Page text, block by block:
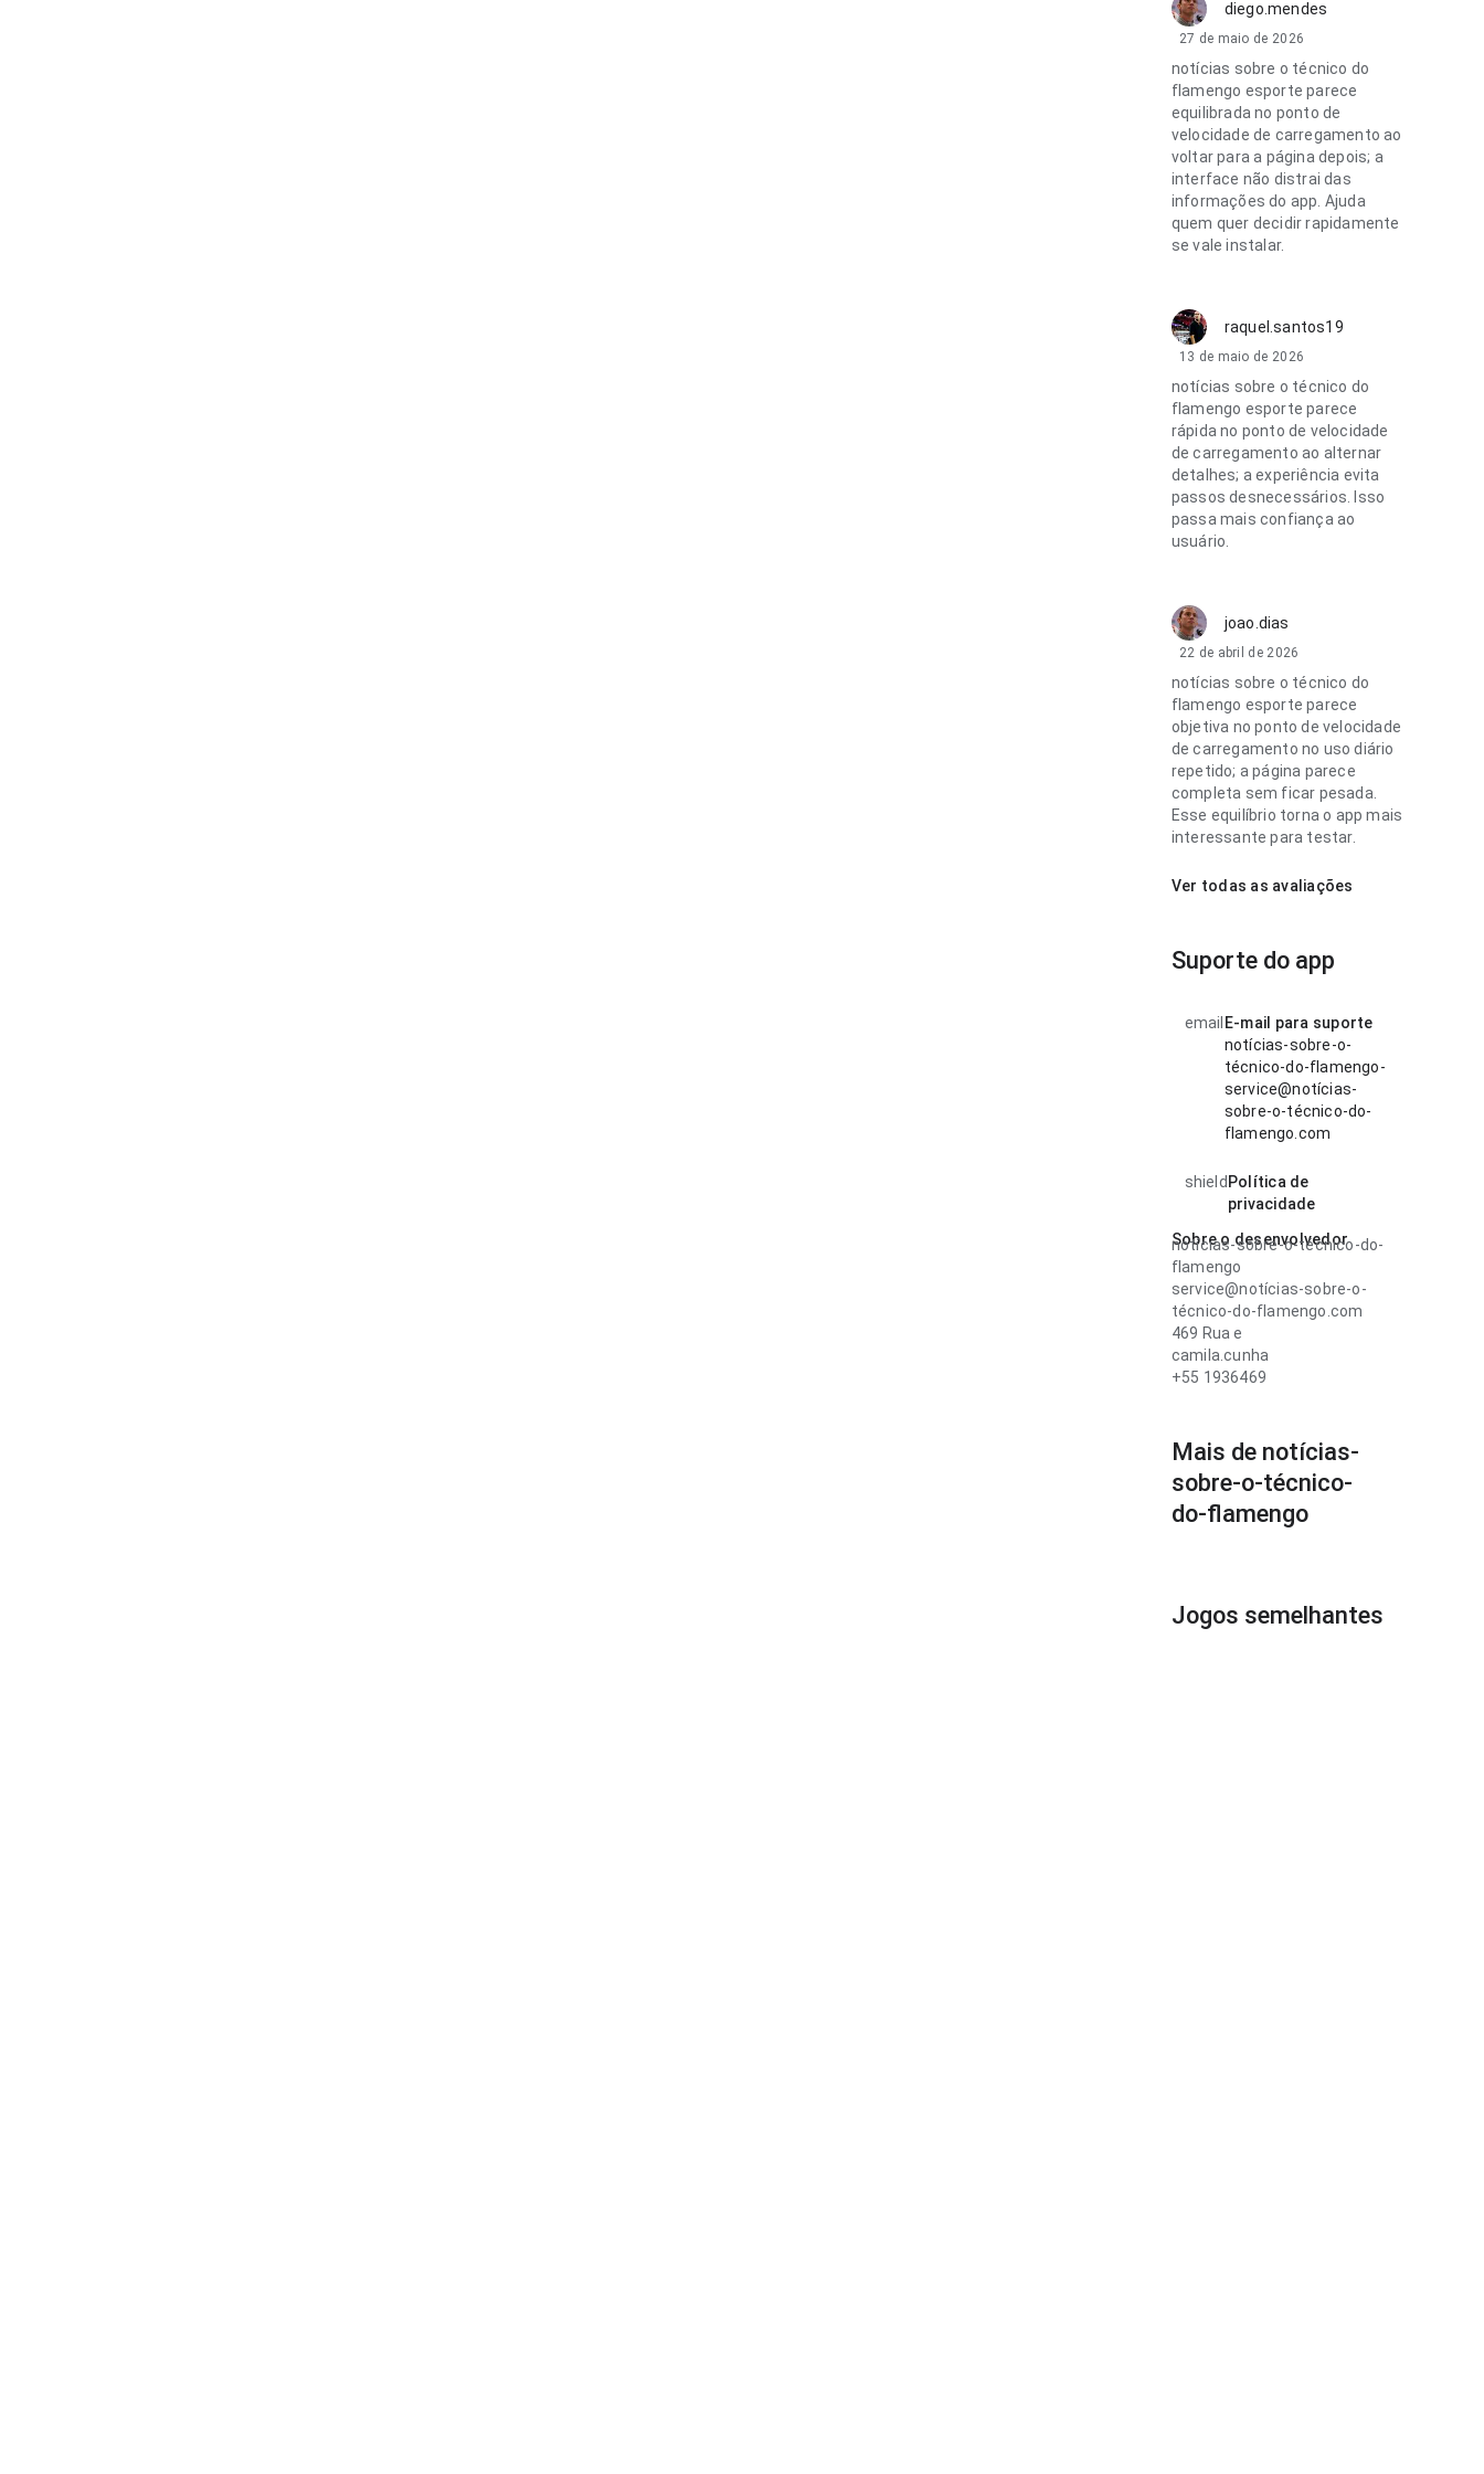
diego.mendes
27 de maio de 2026
notícias sobre o técnico do
flamengo esporte parece
equilibrada no ponto de
velocidade de carregamento ao
voltar para a página depois; a
interface não distrai das
informações do app. Ajuda
quem quer decidir rapidamente
se vale instalar.
raquel.santos19
13 de maio de 2026
notícias sobre o técnico do
flamengo esporte parece
rápida no ponto de velocidade
de carregamento ao alternar
detalhes; a experiência evita
passos desnecessários. Isso
passa mais confiança ao
usuário.
joao.dias
22 de abril de 2026
notícias sobre o técnico do
flamengo esporte parece
objetiva no ponto de velocidade
de carregamento no uso diário
repetido; a página parece
completa sem ficar pesada.
Esse equilíbrio torna o app mais
interessante para testar.
Ver todas as avaliações
Suporte do app
email E-mail para suporte
notícias-sobre-o-
técnico-do-flamengo-
service@notícias-
sobre-o-técnico-do-
flamengo.com
shield Política de
privacidade
Sobre o desenvolvedor
notícias-sobre-o-técnico-do-
flamengo
service@notícias-sobre-o-
técnico-do-flamengo.com
469 Rua e
camila.cunha
+55 1936469
Mais de notícias-
sobre-o-técnico-
do-flamengo
Jogos semelhantes